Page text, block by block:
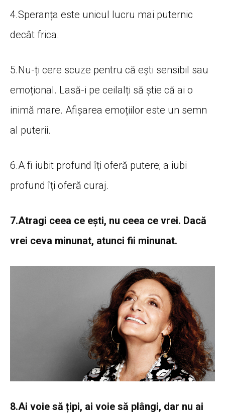
4.Speranța este unicul lucru mai puternic
decât frica.
5.Nu-ți cere scuze pentru că ești sensibil sau
emoțional. Lasă-i pe ceilalți să știe că ai o
inimă mare. Afișarea emoțiilor este un semn
al puterii.
6.A fi iubit profund îți oferă putere; a iubi
profund îți oferă curaj.
7.Atragi ceea ce ești, nu ceea ce vrei. Dacă
vrei ceva minunat, atunci fii minunat.
8.Ai voie să țipi, ai voie să plângi, dar nu ai